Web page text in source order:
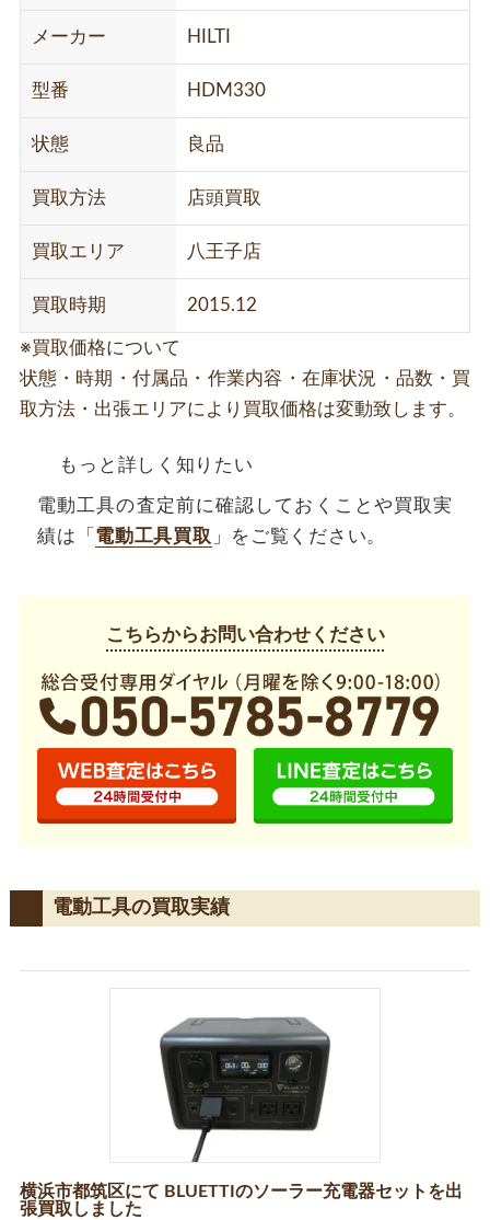
メーカー HILTI
型番 HDM330
状態 良品
買取方法 店頭買取
買取エリア 八王子店
買取時期 2015.12
※買取価格について
状態・時期・付属品・作業内容・在庫状況・品数・買
取方法・出張エリアにより買取価格は変動致します。
もっと詳しく知りたい
電動工具の査定前に確認しておくことや買取実
績は「 電動工具買取 」をご覧ください。
こちらからお問い合わせください
電動工具の買取実績
横浜市都筑区にて BLUETTIのソーラー充電器セットを出
張買取しました